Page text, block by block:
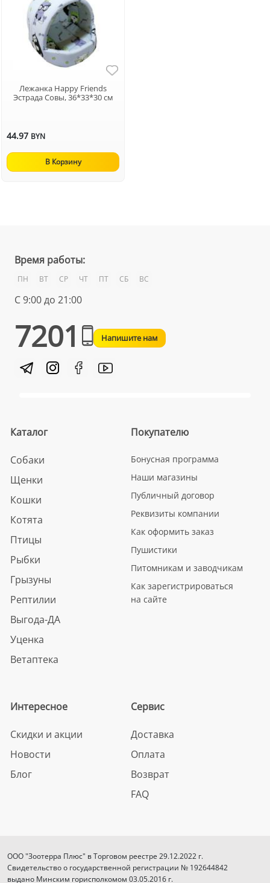
Лежанка Happy Friends
Эстрада Совы, 36*33*30 см
44.97 BYN
В Корзину
Время работы:
ПН ВТ СР ЧТ ПТ СБ ВС
С 9:00 до 21:00
7201 Напишите нам
Каталог
Собаки
Щенки
Кошки
Котята
Птицы
Рыбки
Грызуны
Рептилии
Выгода-ДА
Уценка
Ветаптека
Покупателю
Бонусная программа
Наши магазины
Публичный договор
Реквизиты компании
Как оформить заказ
Пушистики
Питомникам и заводчикам
Как зарегистрироваться
на сайте
Интересное
Скидки и акции
Новости
Блог
Сервис
Доставка
Оплата
Возврат
FAQ
ООО "Зоотерра Плюс" в Торговом реестре 29.12.2022 г.
Свидетельство о государственной регистрации № 192644842
выдано Минским горисполкомом 03.05.2016 г.